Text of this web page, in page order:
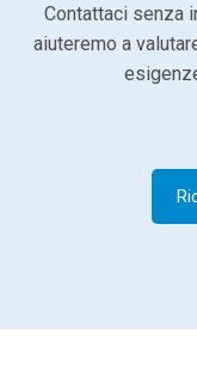
Contattaci senza
aiuteremo a